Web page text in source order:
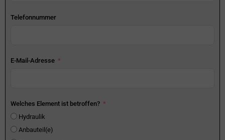
Telefonnummer
E-Mail-Adresse
Welches Element ist betroffen?
Hydraulik
Anbauteil(e)